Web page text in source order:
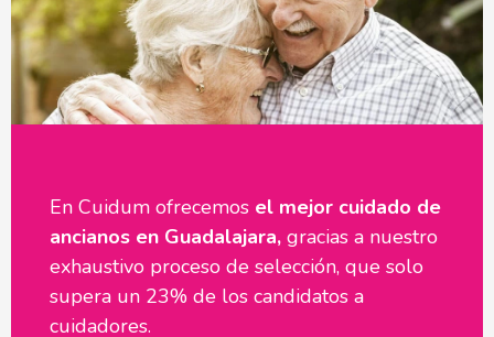
En Cuidum ofrecemos el mejor cuidado de
ancianos en Guadalajara, gracias a nuestro
exhaustivo proceso de selección, que solo
supera un 23% de los candidatos a
cuidadores.